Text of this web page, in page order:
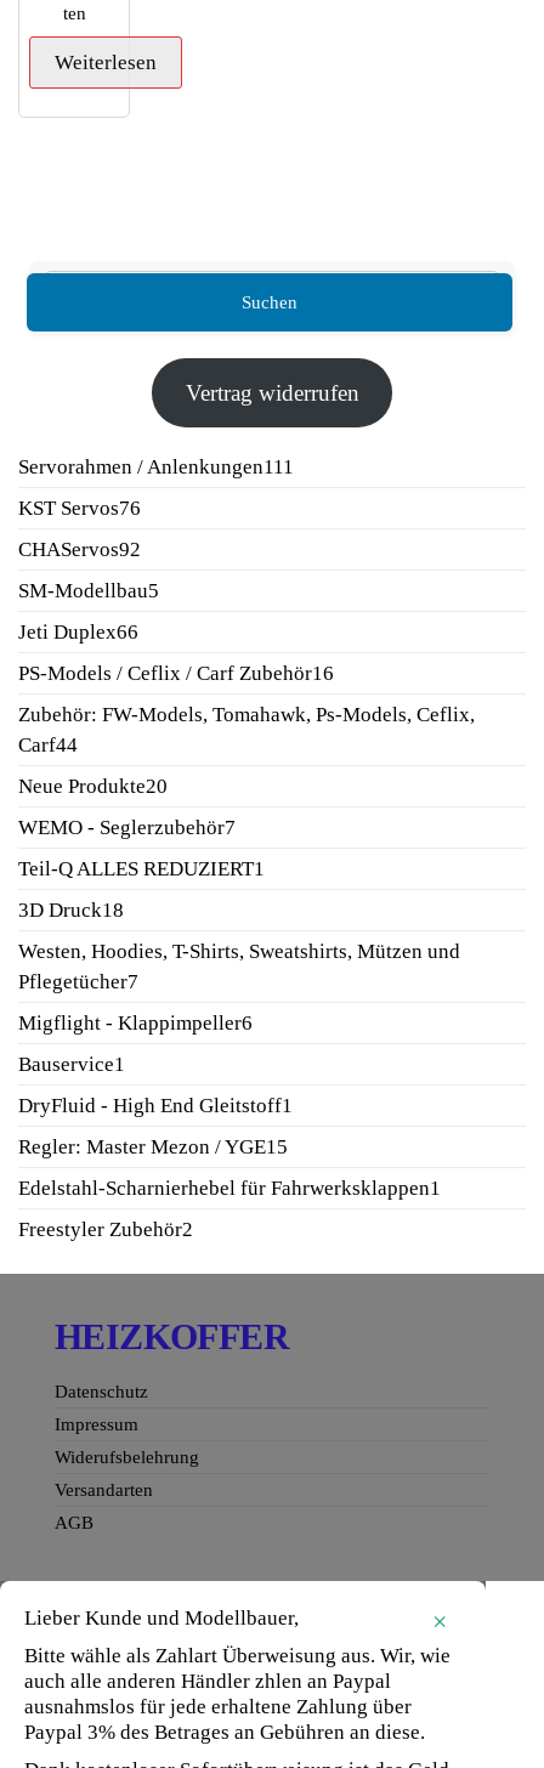
ten
Weiterlesen
Suchen
Vertrag widerrufen
Servorahmen / Anlenkungen111
KST Servos76
CHAServos92
Produkte
SM-Modellbau5
Jeti Duplex66
Produkte
PS-Models / Ceflix / Carf Zubehör16
Produkte
Zubehör: FW-Models, Tomahawk, Ps-Models, Ceflix,
Carf4444
Produkte
Neue Produkte20
Produkte
WEMO - Seglerzubehör7
Produkte
Teil-Q ALLES REDUZIERT1
3D Druck18
Produkte
Westen, Hoodies, T-Shirts, Sweatshirts, Mützen und
Pflegetücher7
Produkte
Migflight - Klappimpeller6
Bauservice1
Produkt
DryFluid - High End Gleitstoff1
Regler: Master Mezon / YGE15
Produkte
Edelstahl-Scharnierhebel für Fahrwerksklappen1
Freestyler Zubehör2
HEIZKOFFER
Datenschutz
Impressum
Widerufsbelehrung
Versandarten
AGB
×
Lieber Kunde und Modellbauer,
Bitte wähle als Zahlart Überweisung aus. Wir, wie
auch alle anderen Händler zhlen an Paypal
ausnahmslos für jede erhaltene Zahlung über
Paypal 3% des Betrages an Gebühren an diese.